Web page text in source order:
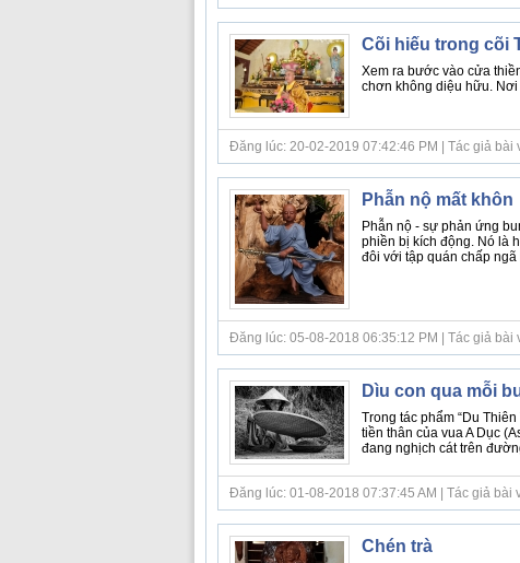
Cõi hiếu trong cõi
Xem ra bước vào cửa
chơn không diệu hữu. Nơi
Đăng lúc: 20-02-2019 07:42:46 PM | Tác giả bài
Phẫn nộ mất khôn
Phẫn nộ - sự phản ứng
phiền bị kích động. Nó là
đôi với tập quán chấp ngã
Đăng lúc: 05-08-2018 06:35:12 PM | Tác giả bài
Dìu con qua mỗi
Trong tác phẩm “Du
tiền thân của vua A Dục
đang nghịch cát trên
Đăng lúc: 01-08-2018 07:37:45 AM | Tác giả bài
Chén trà